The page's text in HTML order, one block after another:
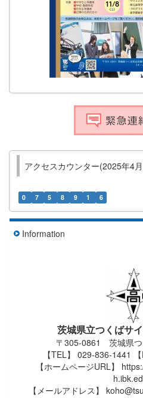
アクセスカウンター(2025年4
0 7 5 8 9 1 6
Information
茨城県立つくばサ
〒305-0861 茨城県つ
【TEL】 029-836-1441
【ホームページURL】
【メールアドレス】